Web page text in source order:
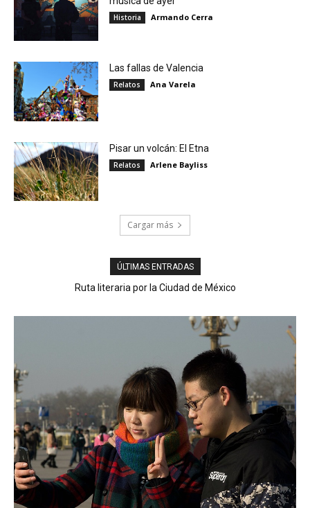
Historia Armando Cerra
Las fallas de Valencia
Relatos Ana Varela
Pisar un volcán: El Etna
Relatos Arlene Bayliss
Cargar más
ÚLTIMAS ENTRADAS
Ruta literaria por la Ciudad de México